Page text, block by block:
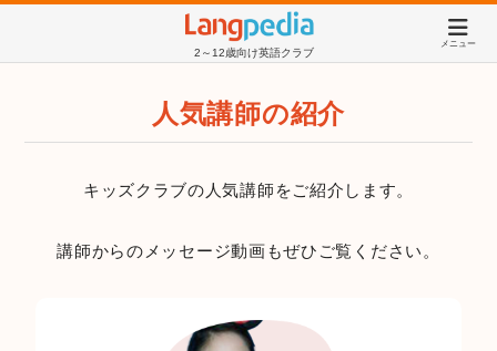
2～12歳向け英語クラブ
メニュー
人気講師の紹介
キッズクラブの人気講師をご紹介します。
講師からのメッセージ動画もぜひご覧ください。